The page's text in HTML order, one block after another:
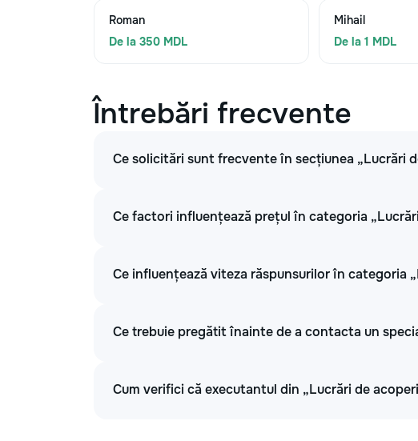
Roman
De la 350 MDL
Mihail
De la 1 MDL
Întrebări frecvente
Ce solicitări sunt frecvente în secțiunea „Lucrări
Ce factori influențează prețul în categoria
Ce influențează viteza răspunsurilor în categoria
Ce trebuie pregătit înainte de a contacta un
Cum verifici că executantul din „Lucrări de